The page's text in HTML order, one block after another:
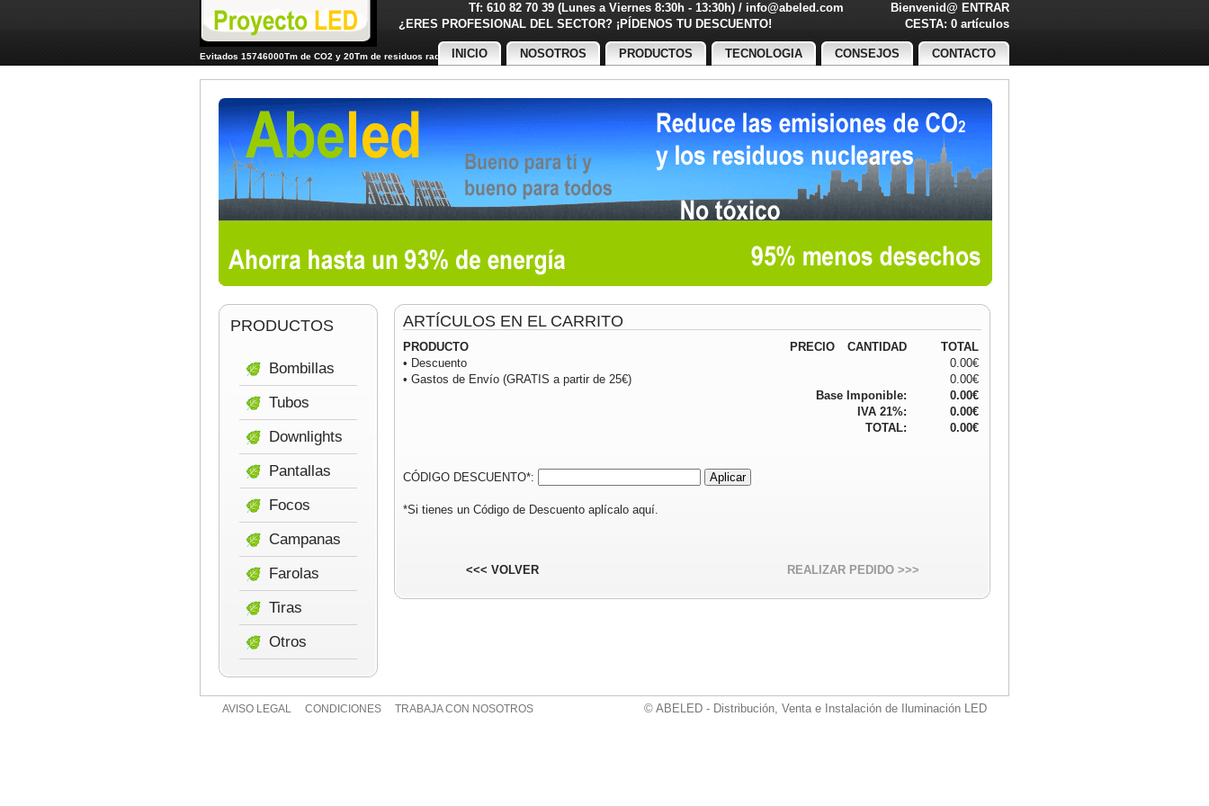
Tf: 610 82 70 39 (Lunes a Viernes 8:30h - 13:30h) / info@abeled.com Bienvenid@ ENTRAR
¿ERES PROFESIONAL DEL SECTOR? ¡PÍDENOS TU DESCUENTO!
CESTA: 0 artículos
Evitados 15746000Tm de CO2 y 20Tm de residuos radiactivos
INICIO NOSOTROS PRODUCTOS TECNOLOGIA CONSEJOS CONTACTO
ARTÍCULOS EN EL CARRITO
PRODUCTO PRECIO CANTIDAD
TOTAL
• Descuento
0.00€
• Gastos de Envío (GRATIS a partir de 25€)
0.00€
Base Imponible:
0.00€
IVA 21%:
0.00€
TOTAL:
0.00€
CÓDIGO DESCUENTO*:
*Si tienes un Código de Descuento aplícalo aquí.
<<< VOLVER REALIZAR PEDIDO >>>
PRODUCTOS
Bombillas
Tubos
Downlights
Pantallas
Focos
Campanas
Farolas
Tiras
Otros
AVISO LEGAL CONDICIONES TRABAJA CON NOSOTROS © ABELED - Distribución, Venta e Instalación de Iluminación LED